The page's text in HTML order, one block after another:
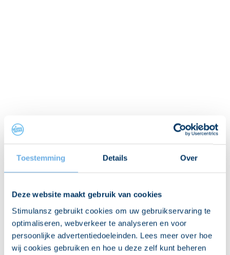
Toestemming Details Over
Deze website maakt gebruik van cookies
Stimulansz gebruikt cookies om uw gebruikservaring te
optimaliseren, webverkeer te analyseren en voor
persoonlijke advertentiedoeleinden. Lees meer over hoe
wij cookies gebruiken en hoe u deze zelf kunt beheren